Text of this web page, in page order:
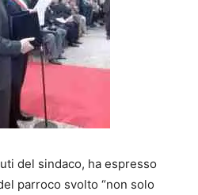
del sindaco, ha espresso
parroco svolto “non solo